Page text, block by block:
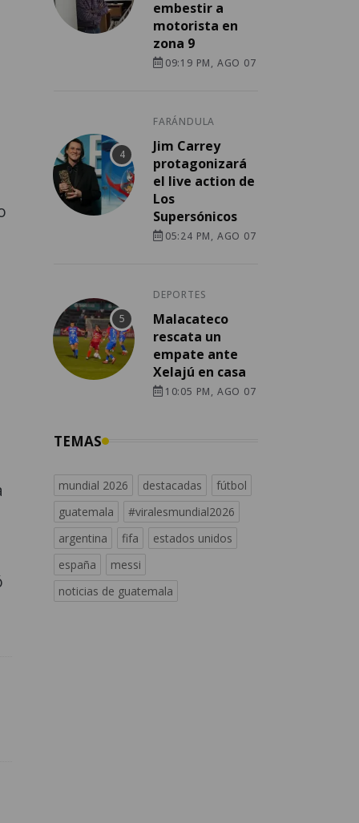
embestir a
motorista en
zona 9
09:19 PM, AGO 07
FARÁNDULA
Jim Carrey
protagonizará
el live action de
Los
Supersónicos
05:24 PM, AGO 07
DEPORTES
Malacateco
rescata un
empate ante
Xelajú en casa
10:05 PM, AGO 07
TEMAS
mundial 2026 destacadas
fútbol
guatemala
#viralesmundial2026
argentina
fifa
estados unidos
españa
messi
noticias de guatemala